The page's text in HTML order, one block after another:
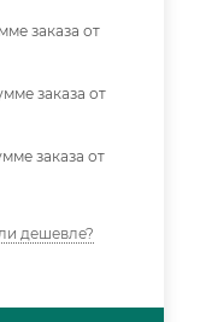
заказа от
заказа от
заказа от
дешевле?